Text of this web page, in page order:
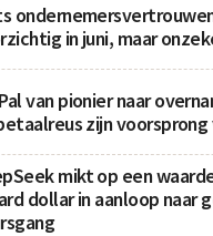
in juni, maar
van pionier naar
zijn
mikt op een
dollar in aanloop naar